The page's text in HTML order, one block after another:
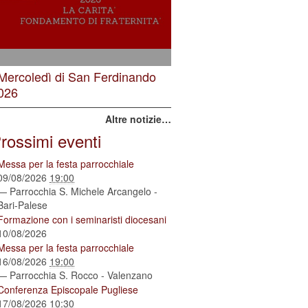
di San Ferdinando
Altre notizie…
eventi
per la festa parrocchiale
08/2026 19:00
Parrocchia S. Michele Arcangelo -
Palese
con i seminaristi diocesani
08/2026
per la festa parrocchiale
08/2026 19:00
Parrocchia S. Rocco - Valenzano
Episcopale Pugliese
08/2026 10:30